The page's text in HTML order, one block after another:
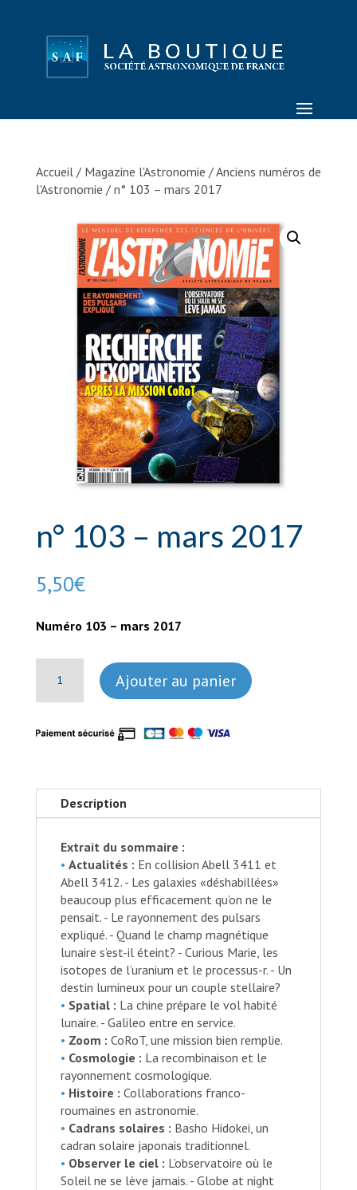
Accueil/ Magazine l'Astronomie /Anciens numéros de
l'Astronomie / n° 103 – mars 2017
n° 103 – mars 2017
5,50€
Numéro 103 – mars 2017
n°
-
Ajouter au panier
Description
Extrait du sommaire :
• Actualités : En collision Abell 3411 et
Abell 3412. - Les galaxies «déshabillées»
beaucoup plus efficacement qu’on ne le
pensait. - Le rayonnement des pulsars
expliqué. - Quand le champ magnétique
lunaire s’est-il éteint? - Curious Marie, les
isotopes de l’uranium et le processus-r. - Un
destin lumineux pour un couple stellaire?
• Spatial : La chine prépare le vol habité
lunaire. - Galileo entre en service.
• Zoom : CoRoT, une mission bien remplie.
• Cosmologie : La recombinaison et le
rayonnement cosmologique.
• Histoire : Collaborations franco-
roumaines en astronomie.
• Cadrans solaires : Basho Hidokei, un
cadran solaire japonais traditionnel.
• Observer le ciel : L’observatoire où le
Soleil ne se lève jamais. - Globe at night